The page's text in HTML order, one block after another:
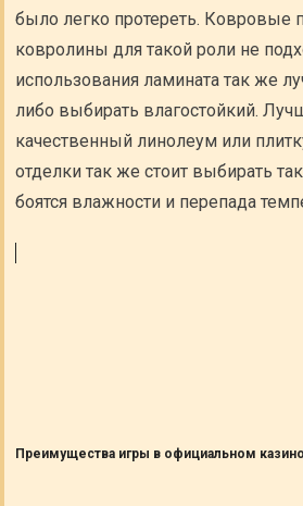
было легко протереть. Ковровые
ковролины для такой роли не
использования ламината так же
либо выбирать влагостойкий.
качественный линолеум или
отделки так же стоит выбирать
боятся влажности и перепада
Преимущества игры в официальном